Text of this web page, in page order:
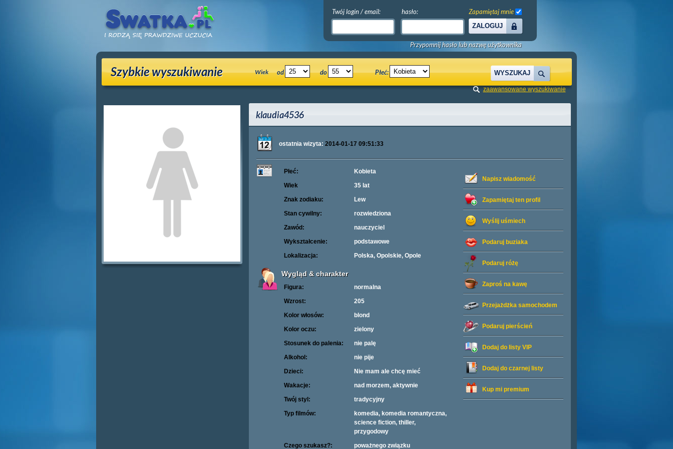
Twój login / email: hasło:
ZALOGUJ
Zapamiętaj mnie
Przypomnij hasło lub nazwę użytkownika
Szybkie wyszukiwanie Wiek od do Płeć: WYSZUKAJ
zaawansowane wyszukiwanie
klaudia4536
ostatnia wizyta: 2014-01-17 09:51:33
Napisz wiadomość
Zapamiętaj ten profil
Wyślij uśmiech
Podaruj buziaka
Podaruj różę
Zaproś na kawę
Przejażdżka samochodem
Podaruj pierścień
Dodaj do listy VIP
Dodaj do czarnej listy
Kup mi premium
Płeć:
Kobieta
Wiek
35 lat
Znak zodiaku:
Lew
Stan cywilny:
rozwiedziona
Zawód:
nauczyciel
Wykształcenie:
podstawowe
Lokalizacja:
Polska, Opolskie, Opole
Wygląd & charakter
Figura:
normalna
Wzrost:
205
Kolor włosów:
blond
Kolor oczu:
zielony
Stosunek do palenia:
nie palę
Alkohol:
nie pije
Dzieci:
Nie mam ale chcę mieć
Wakacje:
nad morzem, aktywnie
Twój styl:
tradycyjny
Typ filmów:
komedia, komedia romantyczna,
science fiction, thiller,
przygodowy
Czego szukasz?:
poważnego związku